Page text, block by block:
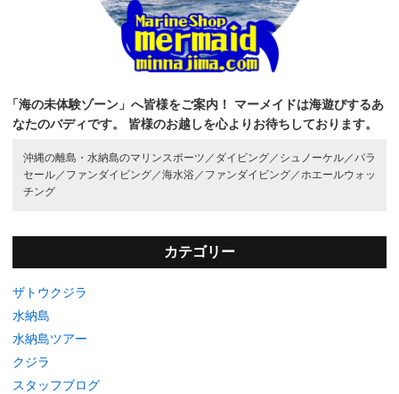
「海の未体験ゾーン」へ皆様をご案内！
マーメイドは海遊びするあ
なたのバディです。
皆様のお越しを心よりお待ちしております。
沖縄の離島・水納島のマリンスポーツ／ ダイビング／ シュノーケル／パラ
セール／ ファンダイビング／海水浴／ ファンダイビング／ホエールウォッ
チング
カテゴリー
ザトウクジラ
水納島
水納島ツアー
クジラ
スタッフブログ